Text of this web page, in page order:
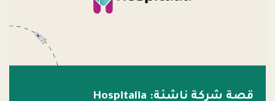
قصة شركة ناشئة: Hospitalia